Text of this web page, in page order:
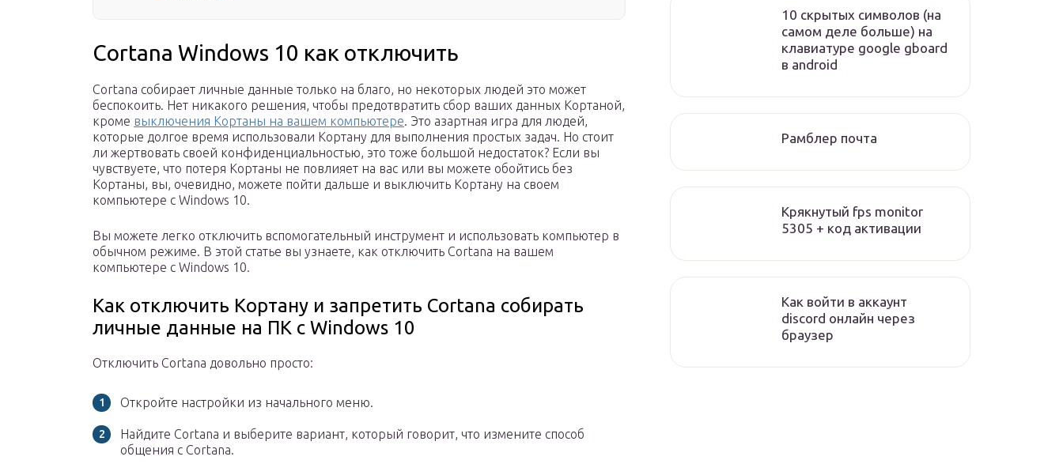
Cortana Windows 10 как отключить
Cortana собирает личные данные только на благо, но некоторых людей это может
беспокоить. Нет никакого решения, чтобы предотвратить сбор ваших данных Кортаной,
кроме выключения Кортаны на вашем компьютере. Это азартная игра для людей,
которые долгое время использовали Кортану для выполнения простых задач. Но стоит
ли жертвовать своей конфиденциальностью, это тоже большой недостаток? Если вы
чувствуете, что потеря Кортаны не повлияет на вас или вы можете обойтись без
Кортаны, вы, очевидно, можете пойти дальше и выключить Кортану на своем
компьютере с Windows 10.
Вы можете легко отключить вспомогательный инструмент и использовать компьютер в
обычном режиме. В этой статье вы узнаете, как отключить Cortana на вашем
компьютере с Windows 10.
Как отключить Кортану и запретить Cortana собирать
личные данные на ПК с Windows 10
Отключить Cortana довольно просто:
Откройте настройки из начального меню.
Найдите Cortana и выберите вариант, который говорит, что измените способ
общения с Cortana.
10 скрытых символов (на
самом деле больше) на
клавиатуре google gboard
в android
Рамблер почта
Крякнутый fps monitor
5305 + код активации
Как войти в аккаунт
discord онлайн через
браузер